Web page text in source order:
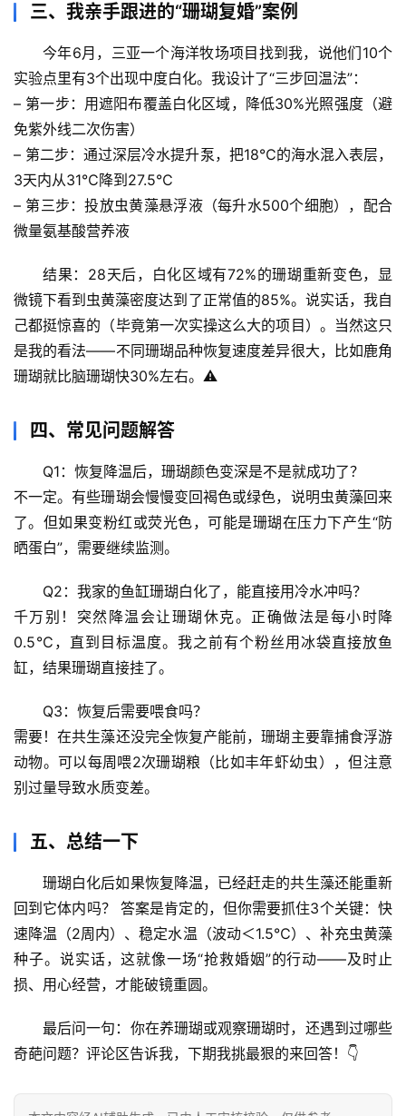
然
人
体
奥
秘
历
案
宇
宙
天
科
学
前
沿
驿
站
求
三、我亲手跟进的“珊瑚复婚”案例
今年6月，三亚一个海洋牧场项目找到我，说他们10个
实验点里有3个出现中度白化。我设计了“三步回温法”：
– 第一步 ：用遮阳布覆盖白化区域，降低30%光照强度（避
免紫外线二次伤害）
– 第二步 ：通过深层冷水提升泵，把18℃的海水混入表层，
3天内从31℃降到27.5℃
– 第三步 ：投放虫黄藻悬浮液（每升水500个细胞），配合
微量氨基酸营养液
结果 ：28天后，白化区域有72%的珊瑚重新变色，显
微镜下看到虫黄藻密度达到了正常值的85%。说实话，我自
己都挺惊喜的（毕竟第一次实操这么大的项目）。当然这只
是我的看法——不同珊瑚品种恢复速度差异很大，比如鹿角
珊瑚就比脑珊瑚快30%左右。⚠️
四、常见问题解答
Q1：恢复降温后，珊瑚颜色变深是不是就成功了？
不一定。有些珊瑚会慢慢变回褐色或绿色，说明虫黄藻回来
了。但如果变粉红或荧光色，可能是珊瑚在压力下产生“防
晒蛋白”，需要继续监测。
Q2：我家的鱼缸珊瑚白化了，能直接用冷水冲吗？
千万别！突然降温会让珊瑚休克。正确做法是每小时降
0.5℃，直到目标温度。我之前有个粉丝用冰袋直接放鱼
缸，结果珊瑚直接挂了。
Q3：恢复后需要喂食吗？
需要！在共生藻还没完全恢复产能前，珊瑚主要靠捕食浮游
动物。可以每周喂2次珊瑚粮（比如丰年虾幼虫），但注意
别过量导致水质变差。
五、总结一下
珊瑚白化后如果恢复降温，已经赶走的共生藻还能重新
回到它体内吗？
答案是肯定的，但你需要抓住3个关键：快
速降温（2周内）、稳定水温（波动＜1.5℃）、补充虫黄藻
种子。说实话，这就像一场“抢救婚姻”的行动——及时止
损、用心经营，才能破镜重圆。
最后问一句：你在养珊瑚或观察珊瑚时，还遇到过哪些
奇葩问题？评论区告诉我，下期我挑最狠的来回答！👇